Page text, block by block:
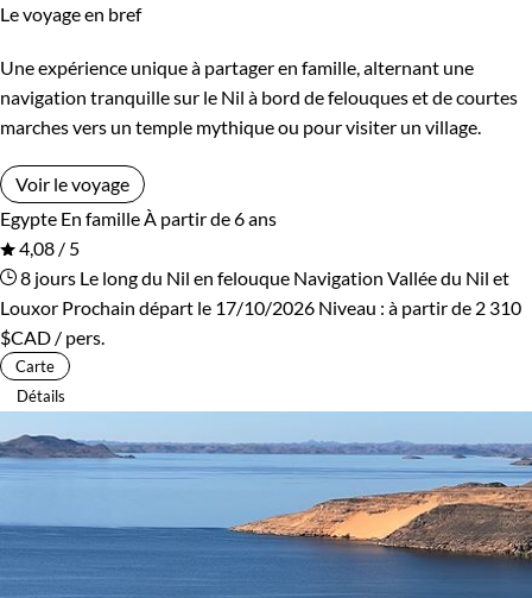
Le voyage en bref
Une expérience unique à partager en famille, alternant une
navigation tranquille sur le Nil à bord de felouques et de courtes
marches vers un temple mythique ou pour visiter un village.
Voir le voyage
Egypte En familleÀ partir de 6 ans
4,08 / 5
8 jours Le long du Nil en felouque Navigation Vallée du Nil et
Louxor Prochain départ le 17/10/2026 Niveau : à partir de 2 310
$CAD / pers.
Carte
Détails